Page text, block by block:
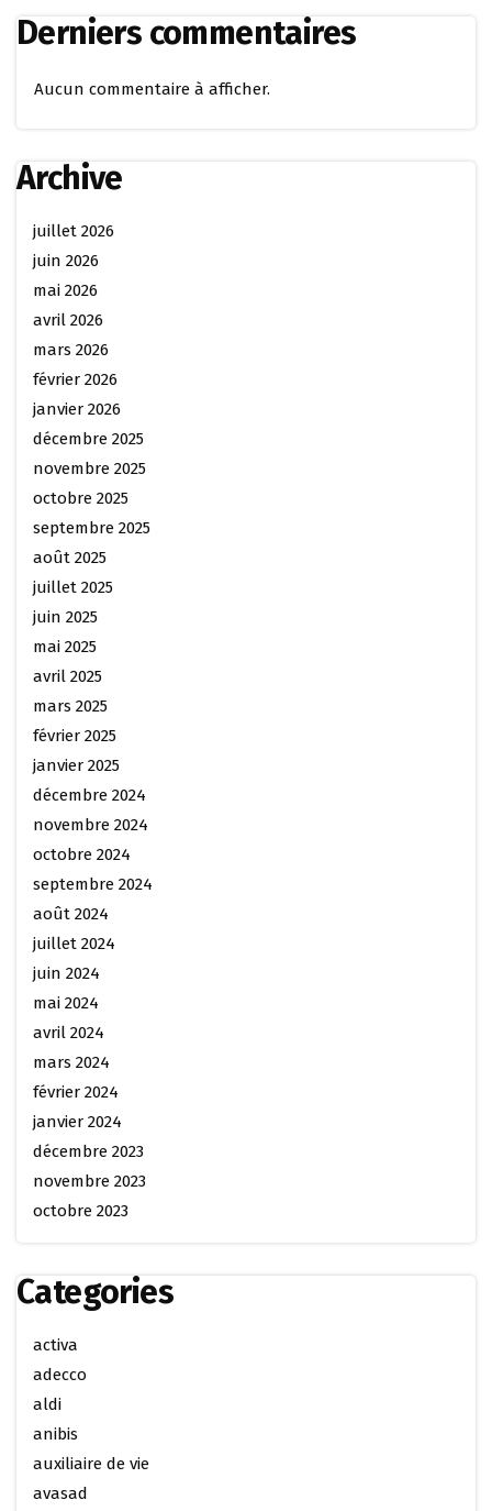
Derniers commentaires
Aucun commentaire à afficher.
Archive
juillet 2026
juin 2026
mai 2026
avril 2026
mars 2026
février 2026
janvier 2026
décembre 2025
novembre 2025
octobre 2025
septembre 2025
août 2025
juillet 2025
juin 2025
mai 2025
avril 2025
mars 2025
février 2025
janvier 2025
décembre 2024
novembre 2024
octobre 2024
septembre 2024
août 2024
juillet 2024
juin 2024
mai 2024
avril 2024
mars 2024
février 2024
janvier 2024
décembre 2023
novembre 2023
octobre 2023
Categories
activa
adecco
aldi
anibis
auxiliaire de vie
avasad